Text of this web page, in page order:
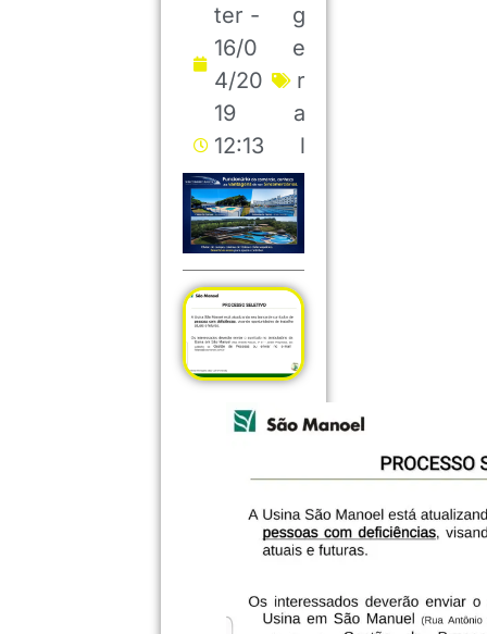
ter -
16/0
4/20
19
12:13
g
e
r
a
l